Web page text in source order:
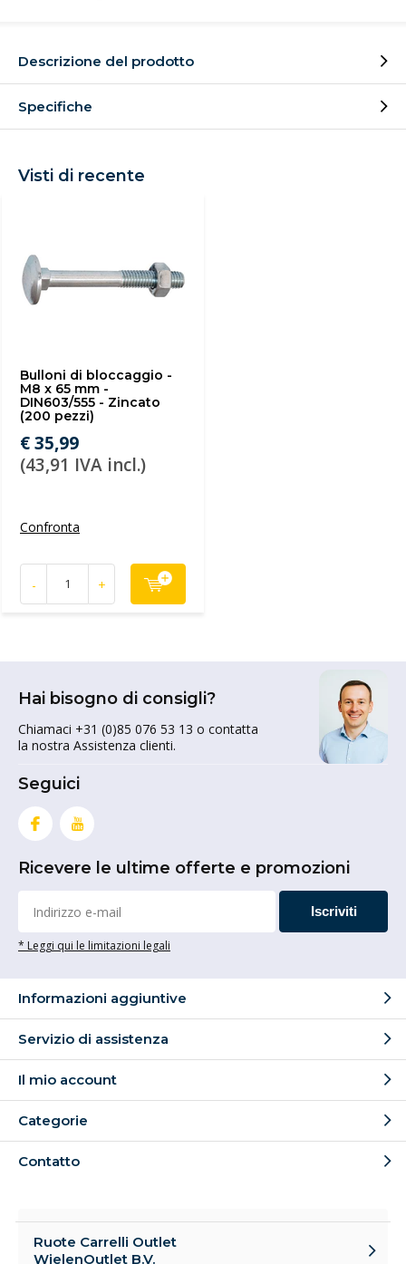
Descrizione del prodotto
Specifiche
Visti di recente
Bulloni di bloccaggio -
M8 x 65 mm -
DIN603/555 - Zincato
(200 pezzi)
€ 35,99
(43,91 IVA incl.)
Confronta
- +
Hai bisogno di consigli?
Chiamaci +31 (0)85 076 53 13 o contatta
la nostra Assistenza clienti.
Seguici
Ricevere le ultime offerte e promozioni
Iscriviti
* Leggi qui le limitazioni legali
Informazioni aggiuntive
Servizio di assistenza
Il mio account
Categorie
Contatto
Ruote Carrelli Outlet
WielenOutlet B.V.